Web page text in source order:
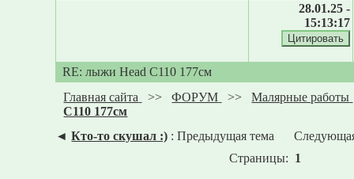
28.01.25 -
15:13:17
RE: лыжи Head C110 177см
Главная сайта
>>ФОРУМ >>Малярные работы
C110 177см
◄Кто-то скушал :) : Предыдущая тема
Страницы: 1